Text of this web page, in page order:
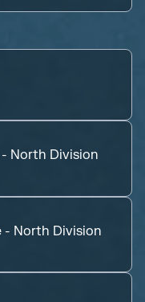
North Division
- North Division